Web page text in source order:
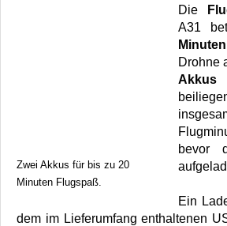
Zwei Akkus für bis zu 20
Minuten Flugspaß.
Die
A31
Minuten
Drohne
Akkus
bevor
Ein
dem im Lieferumfang enthaltenen